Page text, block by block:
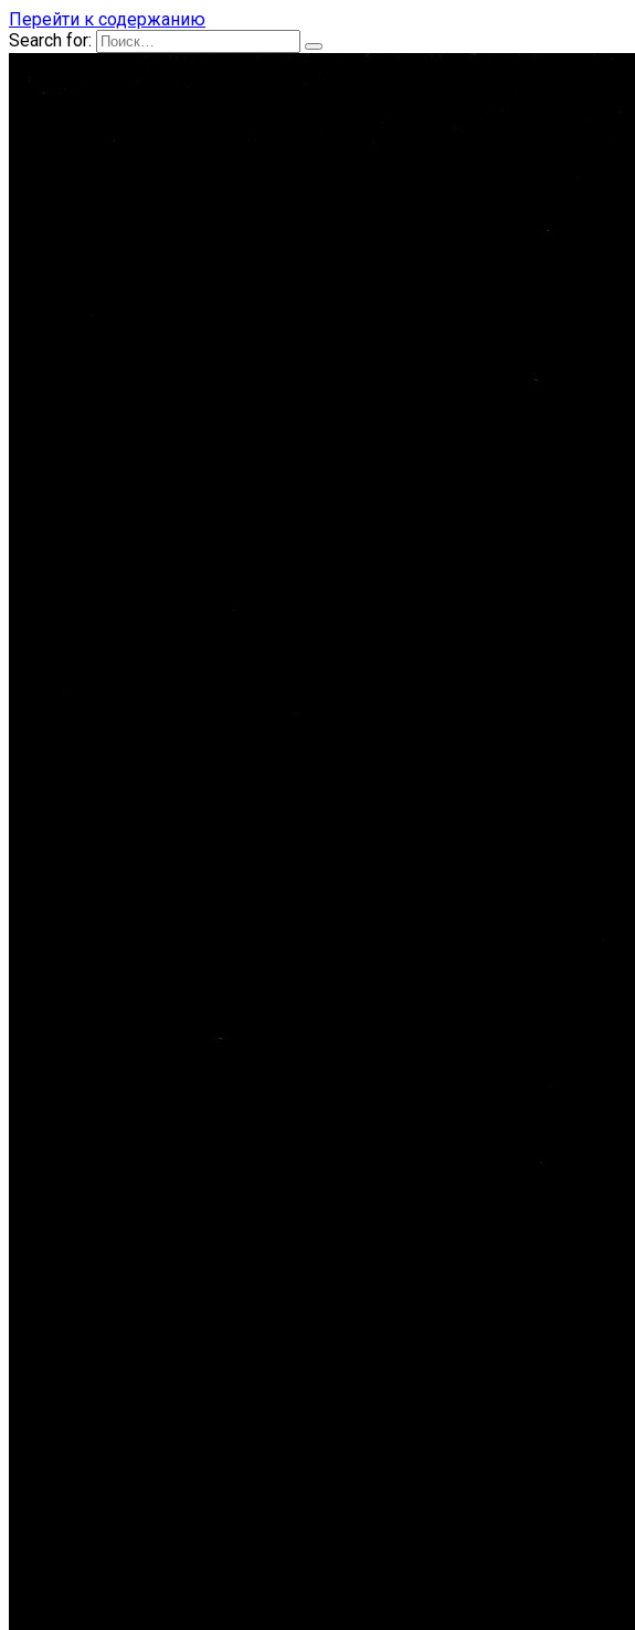
Перейти к содержанию
Search for: